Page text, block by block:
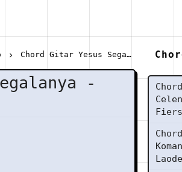
Chord Gitar Yesus Segalanya - NDC Worship
-
Laode